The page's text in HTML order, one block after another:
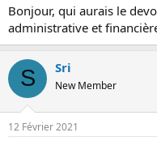
Bonjour, qui aurais le
administrative et
S Sri
New Member
12 Février 2021